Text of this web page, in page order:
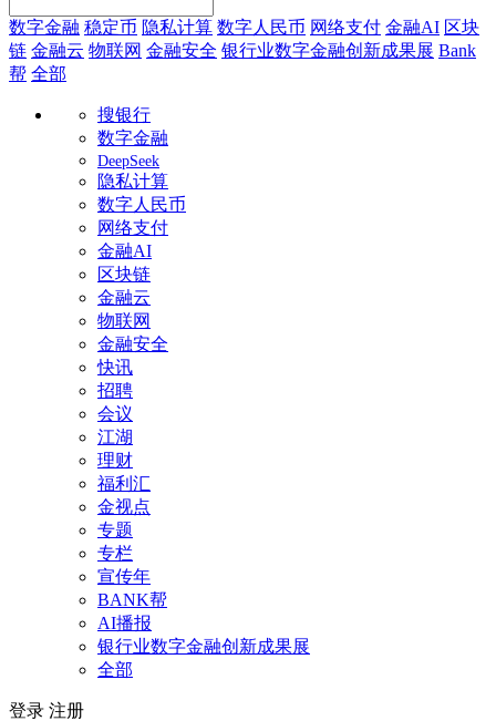
数字金融 稳定币 隐私计算 数字人民币 网络支付 金融AI 区块
链 金融云 物联网 金融安全 银行业数字金融创新成果展 Bank
帮 全部
搜银行
数字金融
DeepSeek
隐私计算
数字人民币
网络支付
金融AI
区块链
金融云
物联网
金融安全
快讯
招聘
会议
江湖
理财
福利汇
金视点
专题
专栏
宣传年
BANK帮
AI播报
银行业数字金融创新成果展
全部
登录 注册